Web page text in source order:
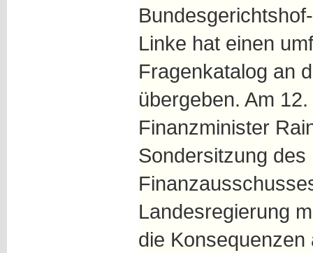
Linke hat einen
Fragenkatalog an
übergeben. Am
Finanzminister
Sondersitzung
Landesregierung
die